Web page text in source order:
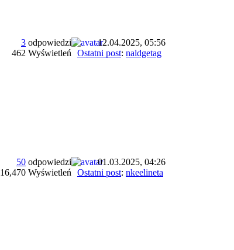
3 odpowiedzi
462 Wyświetleń
12.04.2025, 05:56
Ostatni post: naldgetag
50 odpowiedzi
16,470 Wyświetleń
01.03.2025, 04:26
Ostatni post: nkeelineta